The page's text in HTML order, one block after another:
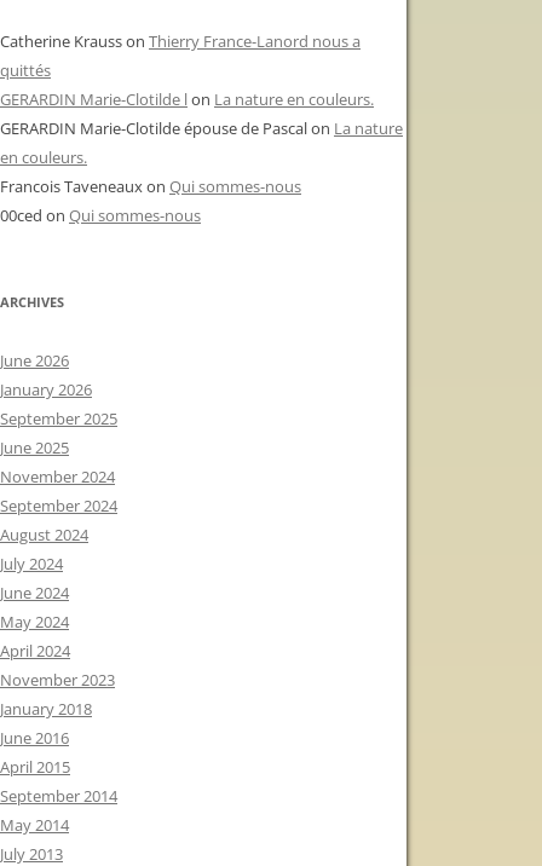
Catherine Krausson Thierry France-Lanord nous a
quittés
GERARDIN Marie-Clotilde lon La nature en couleurs.
GERARDIN Marie-Clotilde épouse de Pascalon La nature
en couleurs.
Francois Taveneauxon Qui sommes-nous
00ced on Qui sommes-nous
ARCHIVES
June 2026
January 2026
September 2025
June 2025
November 2024
September 2024
August 2024
July 2024
June 2024
May 2024
April 2024
November 2023
January 2018
June 2016
April 2015
September 2014
May 2014
July 2013